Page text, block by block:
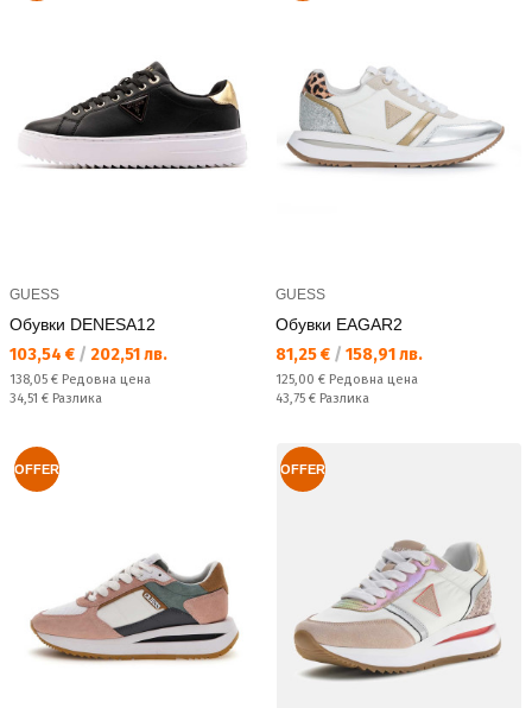
GUESS
Обувки DENESA12
Текуща цена:
103,54 € / 202,51 лв.
Редовна цена:
138,05 € Редовна цена
Спестявате:
34,51 € Разлика
GUESS
Обувки EAGAR2
Текуща цена:
81,25 € / 158,91 лв.
Редовна цена:
125,00 € Редовна цена
Спестявате:
43,75 € Разлика
OFFER OFFER